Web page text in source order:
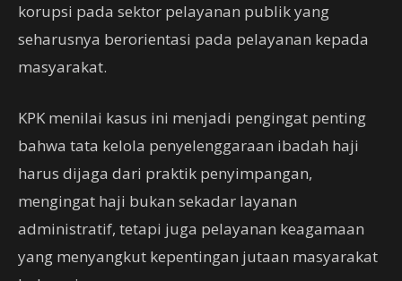
korupsi pada sektor pelayanan publik yang
seharusnya berorientasi pada pelayanan kepada
masyarakat.
KPK menilai kasus ini menjadi pengingat penting
bahwa tata kelola penyelenggaraan ibadah haji
harus dijaga dari praktik penyimpangan,
mengingat haji bukan sekadar layanan
administratif, tetapi juga pelayanan keagamaan
yang menyangkut kepentingan jutaan masyarakat